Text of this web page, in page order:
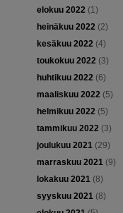
elokuu 2022(1)
heinäkuu 2022(2)
kesäkuu 2022(4)
toukokuu 2022(3)
huhtikuu 2022(6)
maaliskuu 2022(5)
helmikuu 2022(5)
tammikuu 2022(3)
joulukuu 2021(29)
marraskuu 2021(9)
lokakuu 2021(8)
syyskuu 2021(8)